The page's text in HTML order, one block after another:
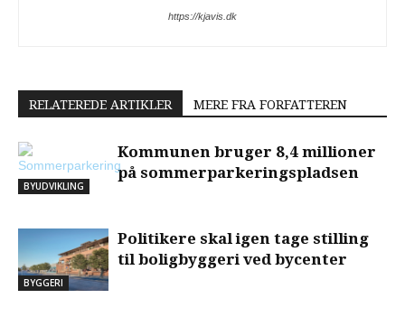
https://kjavis.dk
RELATEREDE ARTIKLER MERE FRA FORFATTEREN
BYUDVIKLING
Kommunen bruger 8,4 millioner
på sommerparkeringspladsen
BYGGERI
Politikere skal igen tage stilling
til boligbyggeri ved bycenter